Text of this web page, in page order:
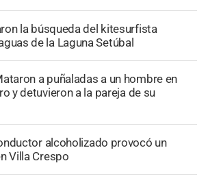
la búsqueda del kitesurfista
de la Laguna Setúbal
a puñaladas a un hombre en
y detuvieron a la pareja de su
alcoholizado provocó un
Villa Crespo